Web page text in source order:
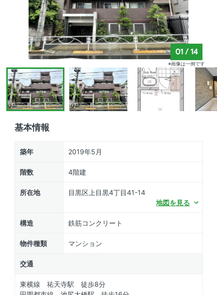
基本情報
築年 2019年5月
階数 4階建
所在地
目黒区上目黒4丁目41-14
地図を見る
構造 鉄筋コンクリート
物件種類 マンション
交通
東横線 祐天寺駅 徒歩8分
01 /14
※画像は一例です